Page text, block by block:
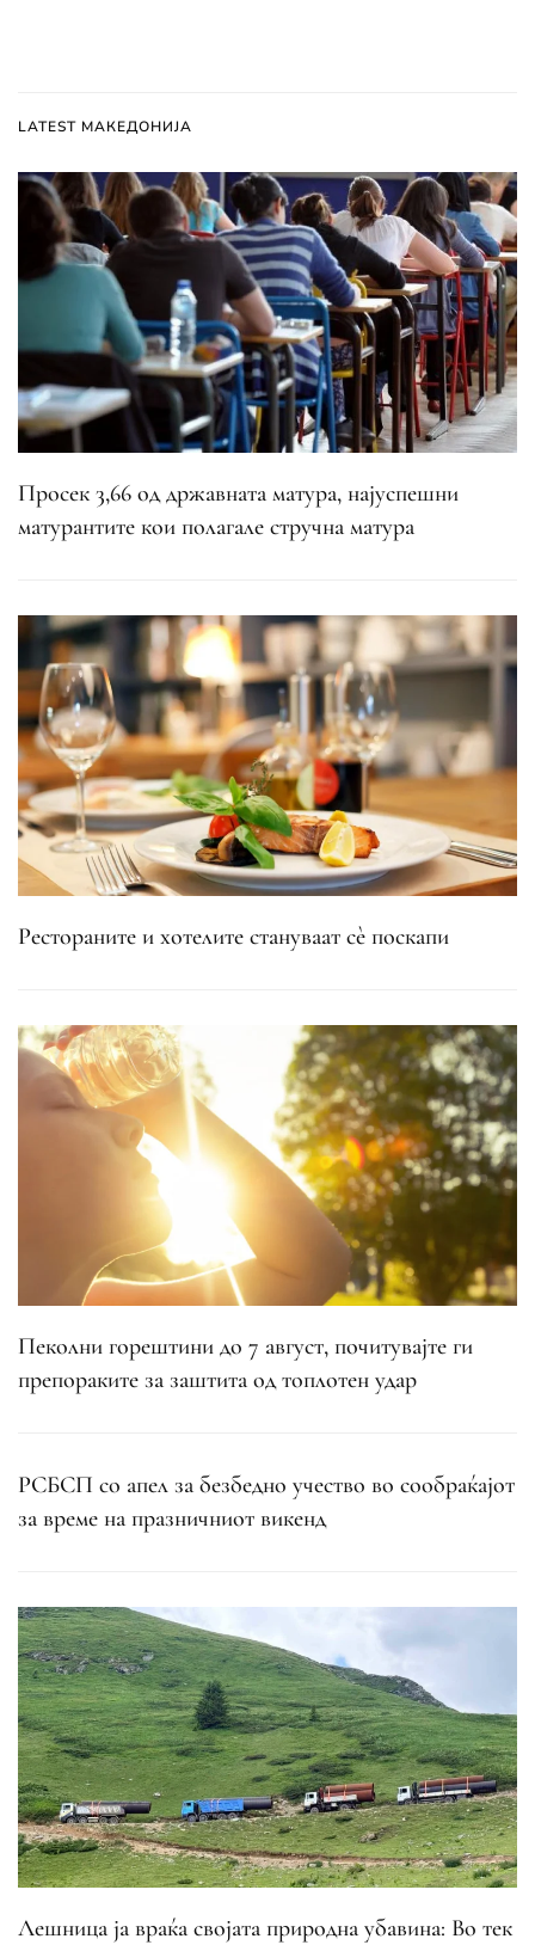
LATEST МАКЕДОНИЈА
Просек 3,66 од државната матура, најуспешни
матурантите кои полагале стручна матура
Рестораните и хотелите стануваат сè поскапи
Пеколни горештини до 7 август, почитувајте ги
препораките за заштита од топлотен удар
РСБСП со апел за безбедно учество во сообраќајот
за време на празничниот викенд
Лешница ја враќа својата природна убавина: Во тек